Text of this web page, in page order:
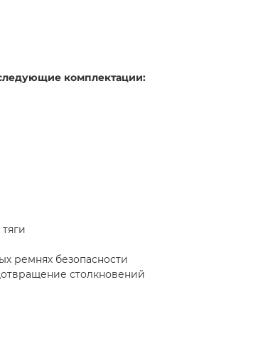
комплектации:
ремнях безопасности
столкновений